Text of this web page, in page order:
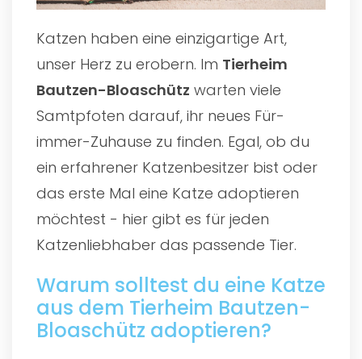
Katzen haben eine einzigartige Art,
unser Herz zu erobern. Im Tierheim
Bautzen-Bloaschütz warten viele
Samtpfoten darauf, ihr neues Für-
immer-Zuhause zu finden. Egal, ob du
ein erfahrener Katzenbesitzer bist oder
das erste Mal eine Katze adoptieren
möchtest - hier gibt es für jeden
Katzenliebhaber das passende Tier.
Warum solltest du eine Katze
aus dem Tierheim Bautzen-
Bloaschütz adoptieren?